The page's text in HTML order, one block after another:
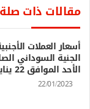
مقالات ذات صلة
أسعار العملات
الجنية السوداني
الأحد الموافق 22 يناير 2023م
22/01/2023